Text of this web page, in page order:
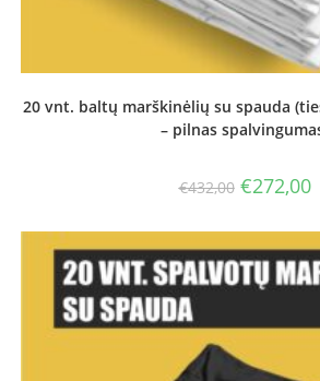
20 vnt. baltų marškinėlių su spauda
– pilnas
€432,00 Original
price
€432,00.
€272,00